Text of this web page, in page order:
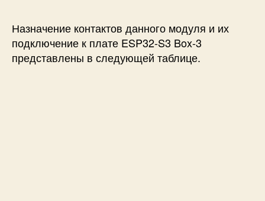
Назначение контактов данного модуля и их
подключение к плате ESP32-S3 Box-3
представлены в следующей таблице.